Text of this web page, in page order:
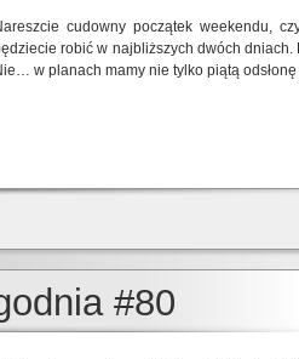
cudowny początek weekendu,
robić w najbliższych dwóch
w planach mamy nie tylko piątą odsłonę
#80